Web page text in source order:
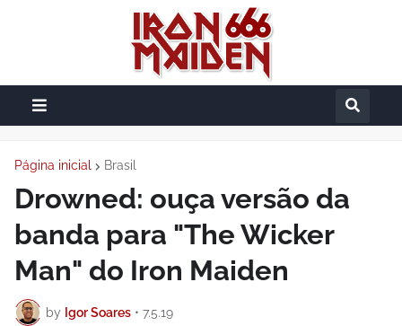
Página inicial Brasil
Drowned: ouça versão da
banda para "The Wicker
Man" do Iron Maiden
by Igor Soares • 7.5.19